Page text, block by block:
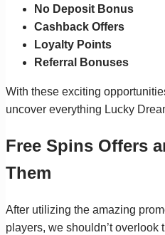
No Deposit Bonus
Cashback Offers
Loyalty Points
Referral Bonuses
With these exciting
uncover everything Lucky
Free Spins Offers
Them
After utilizing the amazing
players, we shouldn’t